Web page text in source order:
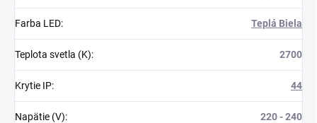
Farba LED: Teplá Biela
Teplota svetla (K): 2700
Krytie IP: 44
Napätie (V): 220 - 240